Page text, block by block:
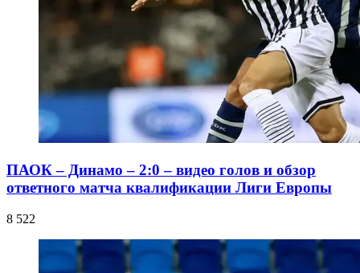
ПАОК – Динамо – 2:0 – видео голов и обзор
ответного матча квалификации Лиги Европы
8 522